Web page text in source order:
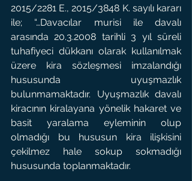
2015/2281 E., 2015/3848 K. sayılı kararı
ile; “…Davacılar murisi ile davalı
arasında 20.3.2008 tarihli 3 yıl süreli
tuhafiyeci dükkanı olarak kullanılmak
üzere kira sözleşmesi imzalandığı
hususunda uyuşmazlık
bulunmamaktadır. Uyuşmazlık davalı
kiracının kiralayana yönelik hakaret ve
basit yaralama eyleminin olup
olmadığı bu hususun kira ilişkisini
çekilmez hale sokup sokmadığı
hususunda toplanmaktadır.